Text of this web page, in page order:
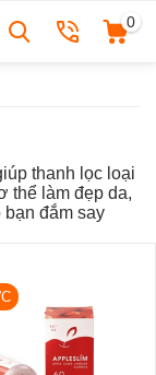
0
thanh lọc loại
thể làm đẹp da,
bạn đắm say